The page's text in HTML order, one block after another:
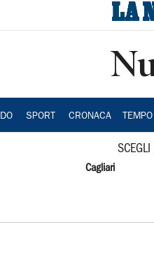
SPORT CRONACA
SCEGLI
Cagliari